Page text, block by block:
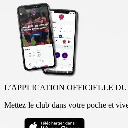
L’APPLICATION OFFICIELLE
Mettez le club dans votre poche et